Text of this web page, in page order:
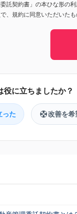
委託契約書」の本ひな形の
、規約に同意いただいたも
った 改善を希